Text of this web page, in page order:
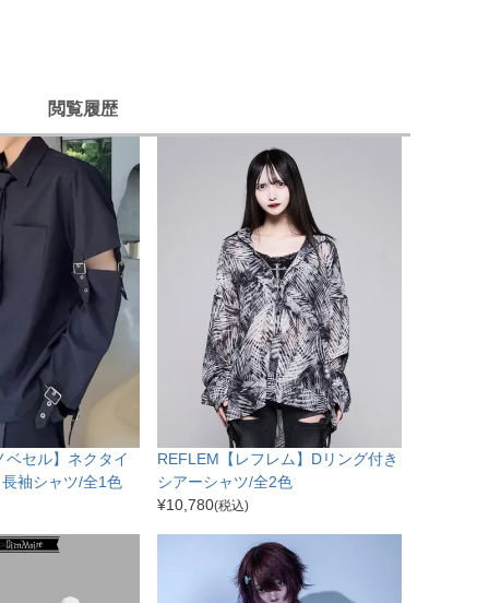
閲覧履歴
ベセル】ネクタイ
袖シャツ/全1色
REFLEM【レフレム】Dリング付き
シアーシャツ/全2色
¥10,780(税込)